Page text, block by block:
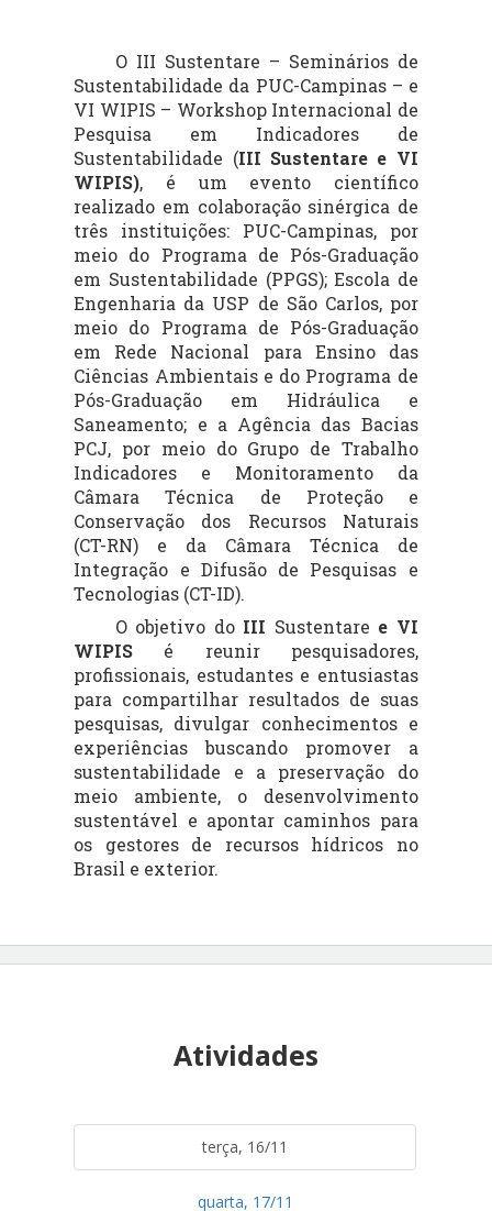
O III Sustentare – Seminários de
Sustentabilidade da PUC-Campinas – e
VI WIPIS – Workshop Internacional de
Pesquisa em Indicadores de
Sustentabilidade (III Sustentare e VI
WIPIS), é um evento científico
realizado em colaboração sinérgica de
três instituições: PUC-Campinas, por
meio do Programa de Pós-Graduação
em Sustentabilidade (PPGS); Escola de
Engenharia da USP de São Carlos, por
meio do Programa de Pós-Graduação
em Rede Nacional para Ensino das
Ciências Ambientais e do Programa de
Pós-Graduação em Hidráulica e
Saneamento; e a Agência das Bacias
PCJ, por meio do Grupo de Trabalho
Indicadores e Monitoramento da
Câmara Técnica de Proteção e
Conservação dos Recursos Naturais
(CT-RN) e da Câmara Técnica de
Integração e Difusão de Pesquisas e
Tecnologias (CT-ID).
O objetivo do III Sustentare e VI
WIPIS é reunir pesquisadores,
profissionais, estudantes e entusiastas
para compartilhar resultados de suas
pesquisas, divulgar conhecimentos e
experiências buscando promover a
sustentabilidade e a preservação do
meio ambiente, o desenvolvimento
sustentável e apontar caminhos para
os gestores de recursos hídricos no
Brasil e exterior.
Atividades
terça, 16/11
quarta, 17/11